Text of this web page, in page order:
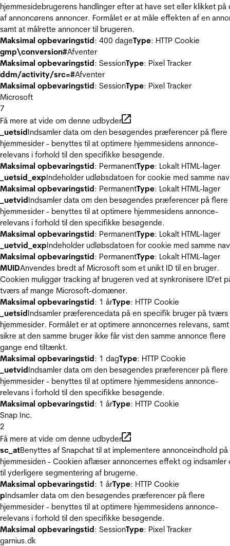
hjemmesidebrugerens handlinger efter at have set eller klikket på
af annoncørens annoncer. Formålet er at måle effekten af en
samt at målrette annoncer til brugeren.
Maksimal opbevaringstid: 400 dageType: HTTP Cookie
gmp\conversion#Afventer
Maksimal opbevaringstid: SessionType: Pixel Tracker
ddm/activity/src=#Afventer
Maksimal opbevaringstid: SessionType: Pixel Tracker
Microsoft
7
Få mere at vide om denne udbyder
_uetsidIndsamler data om den besøgendes præferencer på flere
hjemmesider - benyttes til at optimere hjemmesidens annonce-
relevans i forhold til den specifikke besøgende.
Maksimal opbevaringstid: PermanentType: Lokalt HTML-lager
_uetsid_expIndeholder udløbsdatoen for cookie med samme
Maksimal opbevaringstid: PermanentType: Lokalt HTML-lager
_uetvidIndsamler data om den besøgendes præferencer på flere
hjemmesider - benyttes til at optimere hjemmesidens annonce-
relevans i forhold til den specifikke besøgende.
Maksimal opbevaringstid: PermanentType: Lokalt HTML-lager
_uetvid_expIndeholder udløbsdatoen for cookie med samme
Maksimal opbevaringstid: PermanentType: Lokalt HTML-lager
MUIDAnvendes bredt af Microsoft som et unikt ID til en bruger.
Cookien muliggør tracking af brugeren ved at synkronisere ID'et
tværs af mange Microsoft-domæner.
Maksimal opbevaringstid: 1 årType: HTTP Cookie
_uetsidIndsamler præferencedata på en specifik bruger på tværs
hjemmesider. Formålet er at optimere annoncernes relevans, samt
sikre at den samme bruger ikke får vist den samme annonce flere
gange end tiltænkt.
Maksimal opbevaringstid: 1 dagType: HTTP Cookie
_uetvidIndsamler data om den besøgendes præferencer på flere
hjemmesider - benyttes til at optimere hjemmesidens annonce-
relevans i forhold til den specifikke besøgende.
Maksimal opbevaringstid: 1 årType: HTTP Cookie
Snap Inc.
2
Få mere at vide om denne udbyder
sc_atBenyttes af Snapchat til at implementere annonceindhold på
hjemmesiden - Cookien aflæser annoncernes effekt og indsamler
til yderligere segmentering af brugerne.
Maksimal opbevaringstid: 1 årType: HTTP Cookie
pIndsamler data om den besøgendes præferencer på flere
hjemmesider - benyttes til at optimere hjemmesidens annonce-
relevans i forhold til den specifikke besøgende.
Maksimal opbevaringstid: SessionType: Pixel Tracker
garnius.dk